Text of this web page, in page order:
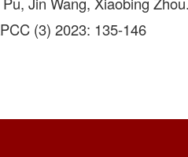
(3) 2023: 135-146